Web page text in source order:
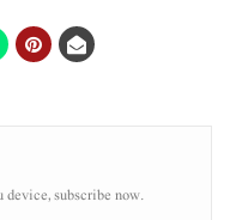
subscribe now.